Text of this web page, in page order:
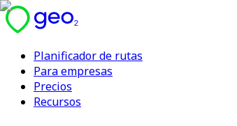
Planificador de rutas
Para empresas
Precios
Recursos